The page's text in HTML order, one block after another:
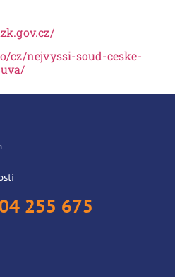
cz/nejvyssi-soud-ceske-
255 675